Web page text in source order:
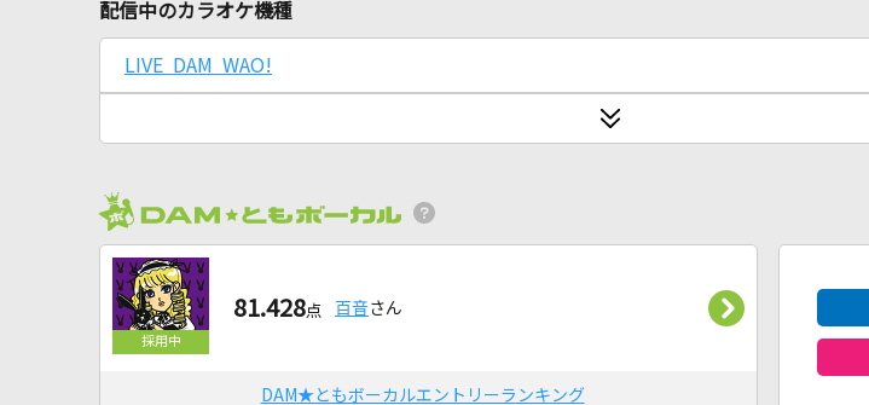
配信中のカラオケ機種
LIVE DAM WAO!
81.428点 百音さん
DAM★ともボーカルエントリーランキング